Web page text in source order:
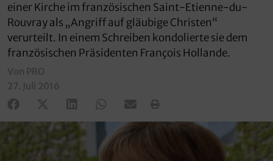
einer Kirche im französischen Saint-Etienne-du-
Rouvray als „Angriff auf gläubige Christen“
verurteilt. In einem Schreiben kondolierte sie dem
französischen Präsidenten François Hollande.
Von PRO
27. Juli 2016